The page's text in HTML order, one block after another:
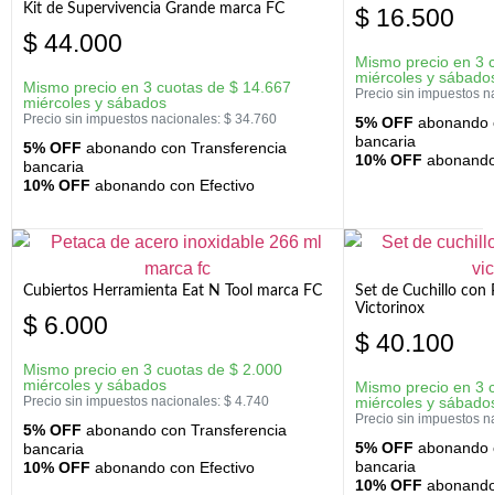
Kit de Supervivencia Grande marca FC
$ 44.000
Mismo precio en 3 cuotas de $ 14.667
miércoles y sábados
Precio sin impuestos nacionales: $ 34.760
5% OFF abonando con Transferencia
bancaria
10% OFF abonando con Efectivo
$ 16.500
Mismo precio en 3
miércoles y
Precio sin impuestos
5% OFF abonando
bancaria
10% OFF
Cubiertos Herramienta Eat N Tool marca FC
$ 6.000
Mismo precio en 3 cuotas de $ 2.000
miércoles y sábados
Precio sin impuestos nacionales: $ 4.740
5% OFF abonando con Transferencia
bancaria
10% OFF abonando con Efectivo
Set de Cuchillo con
Victorinox
$ 40.100
Mismo precio en 3
miércoles y
Precio sin impuestos
5% OFF abonando
bancaria
10% OFF